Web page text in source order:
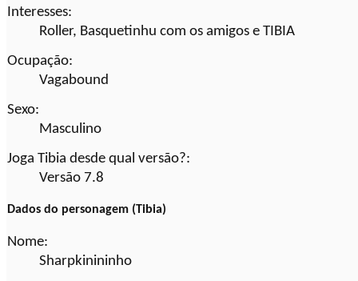
Interesses:
Roller, Basquetinhu com os amigos e TIBIA
Ocupação:
Vagabound
Sexo:
Masculino
Joga Tibia desde qual versão?:
Versão 7.8
Dados do personagem (Tibia)
Nome:
Sharpkinininho